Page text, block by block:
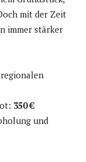
mit der Zeit
immer stärker
350 €
und